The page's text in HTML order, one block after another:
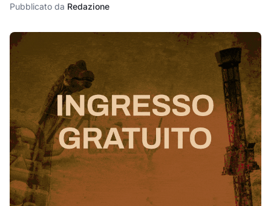
Pubblicato da Redazione